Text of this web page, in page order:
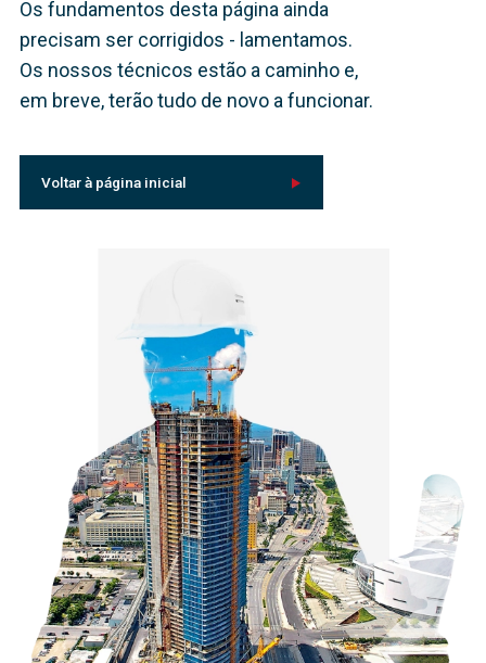
Os fundamentos desta página ainda
precisam ser corrigidos - lamentamos.
Os nossos técnicos estão a caminho e,
em breve, terão tudo de novo a funcionar.
Voltar à página inicial